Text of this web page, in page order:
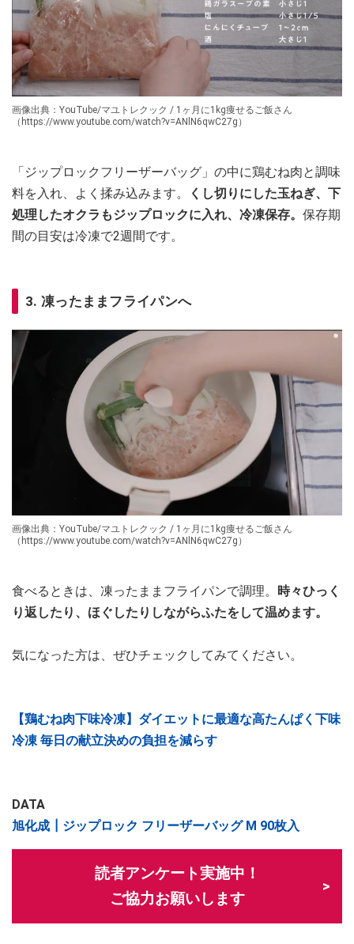
画像出典：YouTube/マユトレクック / 1ヶ月に1kg痩せるご飯さん
（https://www.youtube.com/watch?v=ANlN6qwC27g）
「ジップロックフリーザーバッグ」の中に鶏むね肉と調味
料を入れ、よく揉み込みます。
くし切りにした玉ねぎ、下
処理したオクラもジップロックに入れ、冷凍保存。 保存期
間の目安は冷凍で2週間です。
3. 凍ったままフライパンへ
画像出典：YouTube/マユトレクック / 1ヶ月に1kg痩せるご飯さん
（https://www.youtube.com/watch?v=ANlN6qwC27g）
食べるときは、凍ったままフライパンで調理。 時々ひっく
り返したり、ほぐしたりしながらふたをして温めます。
気になった方は、ぜひチェックしてみてください。
【鶏むね肉下味冷凍】ダイエットに最適な高たんぱく下味
冷凍 毎日の献立決めの負担を減らす
DATA
旭化成┃ジップロック フリーザーバッグ M 90枚入
読者アンケート実施中！
ご協力お願いします